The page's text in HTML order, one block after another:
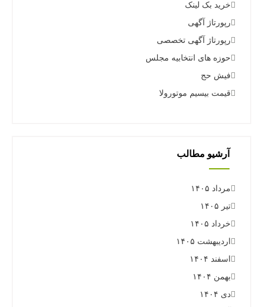
خرید بک لینک
رپورتاژ آگهی
رپورتاژ آگهی تخصصی
حوزه های انتخابیه مجلس
فیش حج
قیمت بیسیم موتورولا
آرشیو مطالب
مرداد ۱۴۰۵
تیر ۱۴۰۵
خرداد ۱۴۰۵
اردیبهشت ۱۴۰۵
اسفند ۱۴۰۴
بهمن ۱۴۰۴
دی ۱۴۰۴